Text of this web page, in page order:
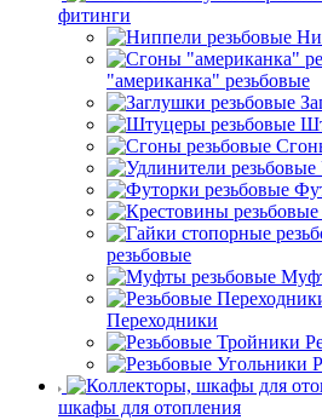
фитинги
"американка" резьбовые
резьбовые
Переходники
шкафы для отопления